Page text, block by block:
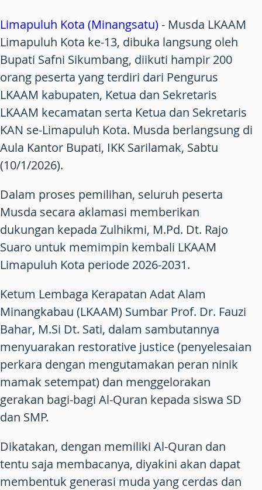
Limapuluh Kota (Minangsatu)- Musda LKAAM
Limapuluh Kota ke-13, dibuka langsung oleh
Bupati Safni Sikumbang, diikuti hampir 200
orang peserta yang terdiri dari Pengurus
LKAAM kabupaten, Ketua dan Sekretaris
LKAAM kecamatan serta Ketua dan Sekretaris
KAN se-Limapuluh Kota. Musda berlangsung di
Aula Kantor Bupati, IKK Sarilamak, Sabtu
(10/1/2026).
Dalam proses pemilihan, seluruh peserta
Musda secara aklamasi memberikan
dukungan kepada Zulhikmi, M.Pd. Dt. Rajo
Suaro untuk memimpin kembali LKAAM
Limapuluh Kota periode 2026-2031.
Ketum Lembaga Kerapatan Adat Alam
Minangkabau (LKAAM) Sumbar Prof. Dr. Fauzi
Bahar, M.Si Dt. Sati, dalam sambutannya
menyuarakan restorative justice (penyelesaian
perkara dengan mengutamakan peran ninik
mamak setempat) dan menggelorakan
gerakan bagi-bagi Al-Quran kepada siswa SD
dan SMP.
Dikatakan, dengan memiliki Al-Quran dan
tentu saja membacanya, diyakini akan dapat
membentuk generasi muda yang cerdas dan